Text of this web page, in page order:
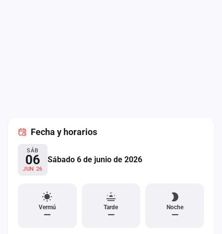
Fecha y horarios
SÁB
06
JUN 26
Sábado 6 de junio de 2026
Vermú
—
Tarde
—
Noche
—
Administración
Contacto